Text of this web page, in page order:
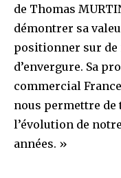
de Thomas
démontrer sa
positionner sur de
d’envergure. Sa
commercial
nous permettre
l’évolution de
années. »